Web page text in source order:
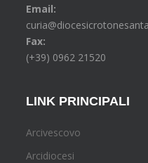
Email:
Fax:
(+39) 0962 21520
LINK PRINCIPALI
Arcivescovo
Arcidiocesi